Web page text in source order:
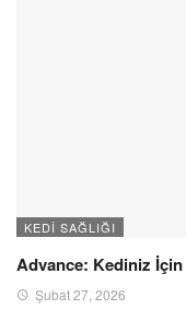
KEDI SAĞLIĞI
Advance: Kediniz
Şubat 27, 2026